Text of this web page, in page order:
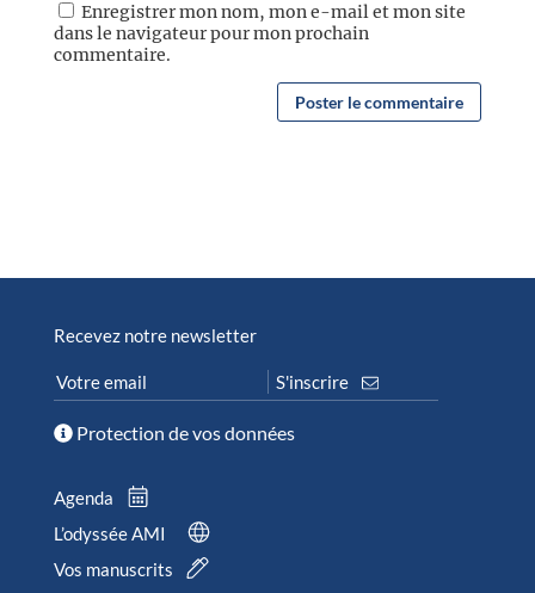
Enregistrer mon nom, mon e-mail et mon site
dans le navigateur pour mon prochain
commentaire.
Recevez notre newsletter
Protection de vos données
Agenda
L’odyssée AMI
Vos manuscrits